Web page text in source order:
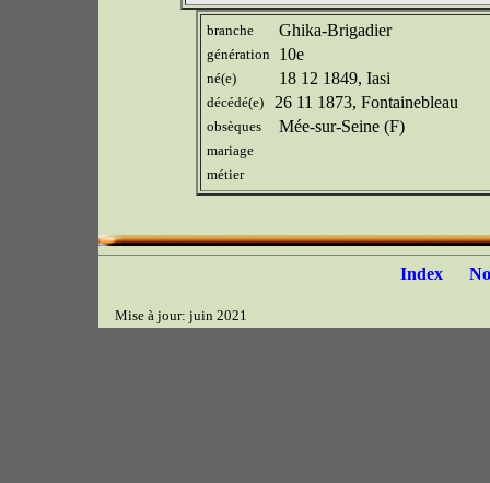
branche Ghika-Brigadier
génération 10e
né(e) 18 12 1849, Iasi
décédé(e) 26 11 1873, Fontainebleau
obsèques Mée-sur-Seine (F)
mariage
métier
Index
Mise à jour: juin 2021